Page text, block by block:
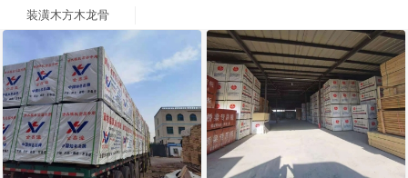
装潢木方木龙骨